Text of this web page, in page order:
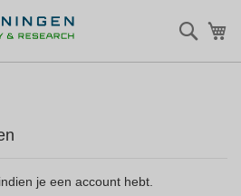
je een account hebt.